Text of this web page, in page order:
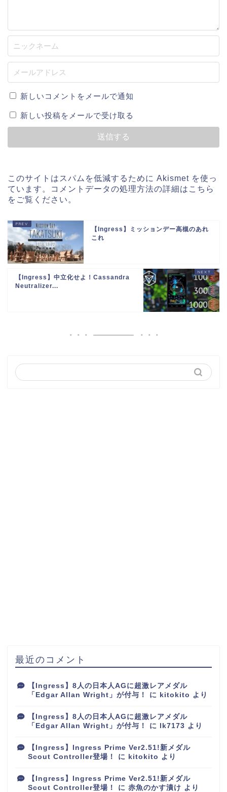
新しいコメントをメールで通知
新しい投稿をメールで受け取る
このサイトはスパムを低減するために Akismet を使っ
ています。
コメントデータの処理方法の詳細はこちら
をご覧ください 。
【Ingress】ミッションデー高槻のあれ
これ
【Ingress】中立化せよ！Cassandra
Neutralizer...
最近のコメント
【Ingress】8人の日本人AGに超激レアメダル
「Edgar Allan Wright」が付与！
に kitokito より
【Ingress】8人の日本人AGに超激レアメダル
「Edgar Allan Wright」が付与！
に lk7173 より
【Ingress】Ingress Prime Ver2.51!新メダル
Scout Controller登場！
に kitokito より
【Ingress】Ingress Prime Ver2.51!新メダル
Scout Controller登場！
に 赤魚のかす漬け より